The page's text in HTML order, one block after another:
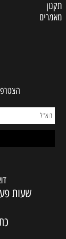
תקנון
מאמרים
שעות